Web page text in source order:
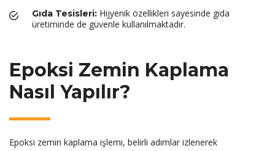
Gıda Tesisleri: Hijyenik özellikleri sayesinde gıda
üretiminde de güvenle kullanılmaktadır.
Epoksi Zemin Kaplama
Nasıl Yapılır?
Epoksi zemin kaplama işlemi, belirli adımlar izlenerek